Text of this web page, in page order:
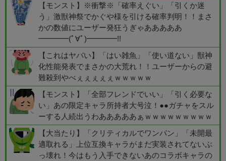
【モンスト】※衝撃※「確率えぐい」「引くか迷
う」激獣神祭でかぐや様を引ける確率判明！！まさ
かの数値にユーザー発狂うぎゃあああああ
━━━━(ﾟ∀ﾟ)━━━━!!
【これはヤバい】「はい雑魚」「使い道ない」獣神
化性能発表でまさかの大荒れ！！ユーザーからの避
難殺到やべぇぇぇぇぇｗｗｗｗｗ
【モンスト】「全部フレンドでいい」「引く必要な
い」あの限定キャラ所持者大号泣！●●ガチャをスル
ーする人続出うわあああああぁｗｗｗｗｗｗｗｗｗ
【大当たり】「クリティカルでワンパン」「未開最
適取れる」上位互換キャラがまだ実装されてないぶ
っ壊れ！今はもう入手できないあのコラボキャラの